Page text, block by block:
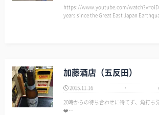
https://www.youtube.com/watch?v=oiD9ek-YD0c
years since the Great East Japan
加藤酒店（五反田）
2015.11.16
20時からの待ち合わせに待てず、角打ち
❤️…